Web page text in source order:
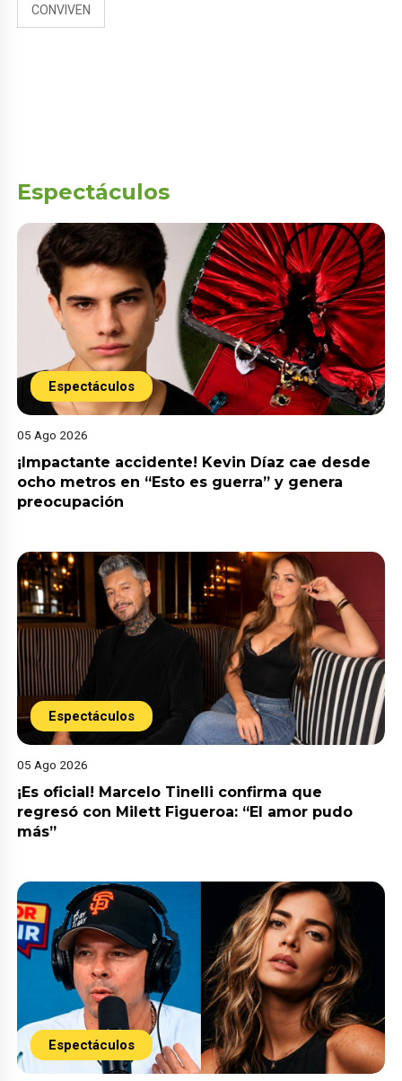
CONVIVEN
Espectáculos
Espectáculos
05 Ago 2026
¡Impactante accidente! Kevin Díaz cae desde
ocho metros en “Esto es guerra” y genera
preocupación
Espectáculos
05 Ago 2026
¡Es oficial! Marcelo Tinelli confirma que
regresó con Milett Figueroa: “El amor pudo
más”
Espectáculos